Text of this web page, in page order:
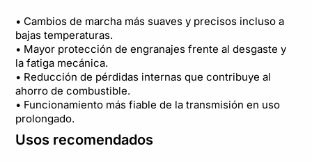
• Cambios de marcha más suaves y precisos incluso a
bajas temperaturas.
• Mayor protección de engranajes frente al desgaste y
la fatiga mecánica.
• Reducción de pérdidas internas que contribuye al
ahorro de combustible.
• Funcionamiento más fiable de la transmisión en uso
prolongado.
Usos recomendados